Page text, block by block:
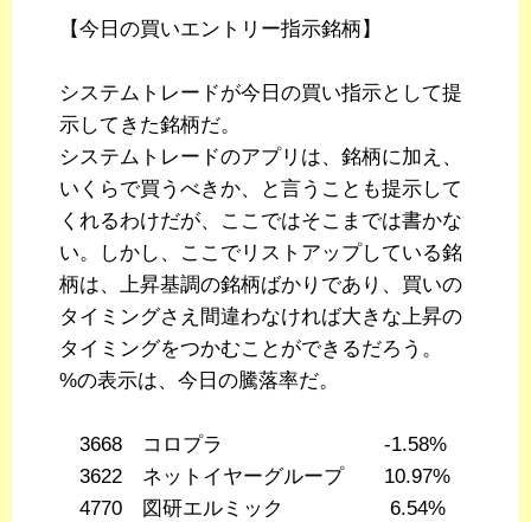
【今日の買いエントリー指示銘柄】
システムトレードが今日の買い指示として提
示してきた銘柄だ。
システムトレードのアプリは、銘柄に加え、
いくらで買うべきか、と言うことも提示して
くれるわけだが、ここではそこまでは書かな
い。しかし、ここでリストアップしている銘
柄は、上昇基調の銘柄ばかりであり、買いの
タイミングさえ間違わなければ大きな上昇の
タイミングをつかむことができるだろう。
%の表示は、今日の騰落率だ。
3668 コロプラ -1.58%
3622 ネットイヤーグループ 10.97%
4770 図研エルミック 6.54%